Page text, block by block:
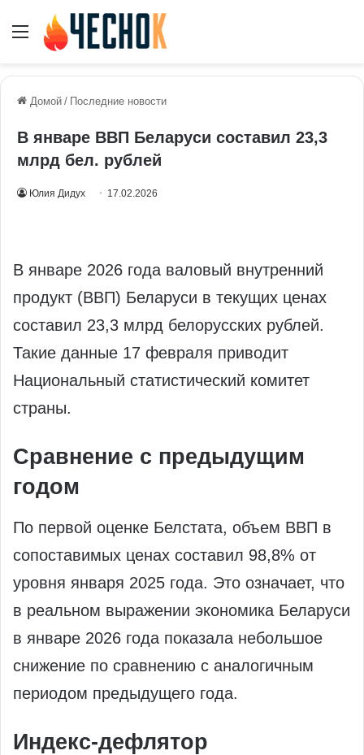
Меню
Домой / Последние новости
В январе ВВП Беларуси составил 23,3
млрд бел. рублей
Юлия Дидух 17.02.2026
В январе 2026 года валовый внутренний
продукт (ВВП) Беларуси в текущих ценах
составил 23,3 млрд белорусских рублей.
Такие данные 17 февраля приводит
Национальный статистический комитет
страны.
Сравнение с предыдущим
годом
По первой оценке Белстата, объем ВВП в
сопоставимых ценах составил 98,8% от
уровня января 2025 года. Это означает, что
в реальном выражении экономика Беларуси
в январе 2026 года показала небольшое
снижение по сравнению с аналогичным
периодом предыдущего года.
Индекс-дефлятор